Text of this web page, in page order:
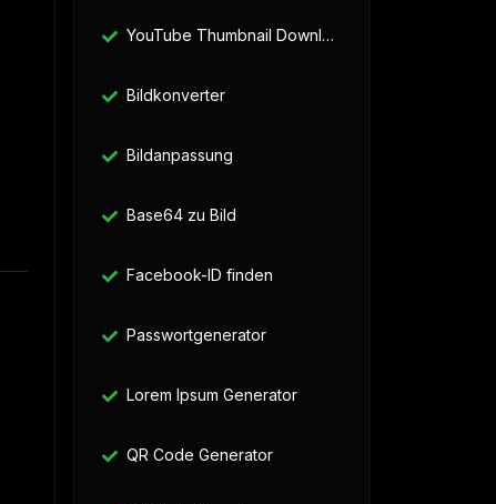
YouTube Thumbnail Downloader
Bildkonverter
Bildanpassung
Base64 zu Bild
Facebook-ID finden
Passwortgenerator
Lorem Ipsum Generator
QR Code Generator